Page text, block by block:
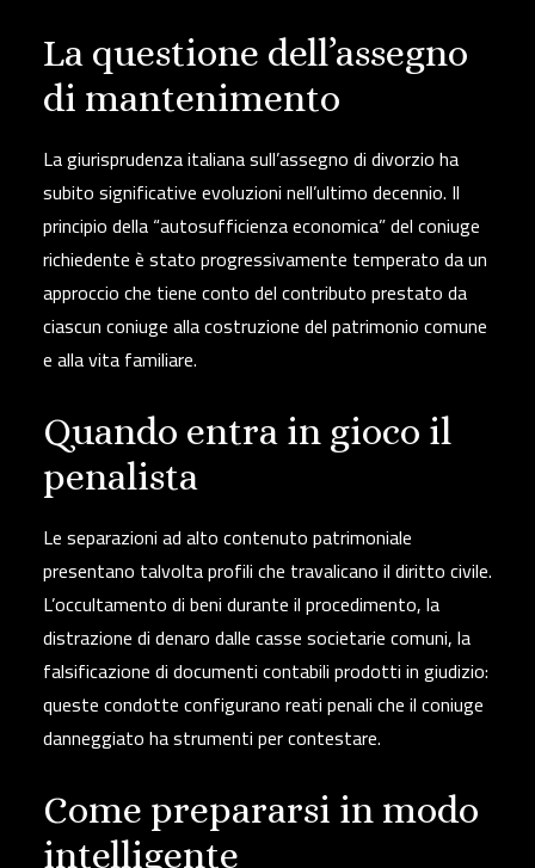
La questione dell’assegno
di mantenimento
La giurisprudenza italiana sull’assegno di divorzio ha
subito significative evoluzioni nell’ultimo decennio. Il
principio della “autosufficienza economica” del coniuge
richiedente è stato progressivamente temperato da un
approccio che tiene conto del contributo prestato da
ciascun coniuge alla costruzione del patrimonio comune
e alla vita familiare.
Quando entra in gioco il
penalista
Le separazioni ad alto contenuto patrimoniale
presentano talvolta profili che travalicano il diritto civile.
L’occultamento di beni durante il procedimento, la
distrazione di denaro dalle casse societarie comuni, la
falsificazione di documenti contabili prodotti in giudizio:
queste condotte configurano reati penali che il coniuge
danneggiato ha strumenti per contestare.
Come prepararsi in modo
intelligente